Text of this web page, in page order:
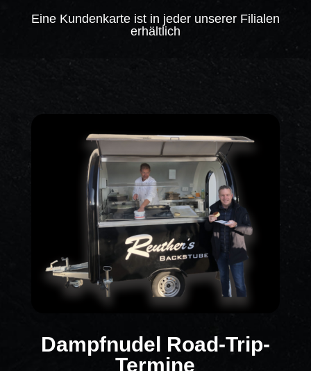
Eine Kundenkarte ist in jeder unserer Filialen
erhältlich
Dampfnudel Road-Trip-
Termine